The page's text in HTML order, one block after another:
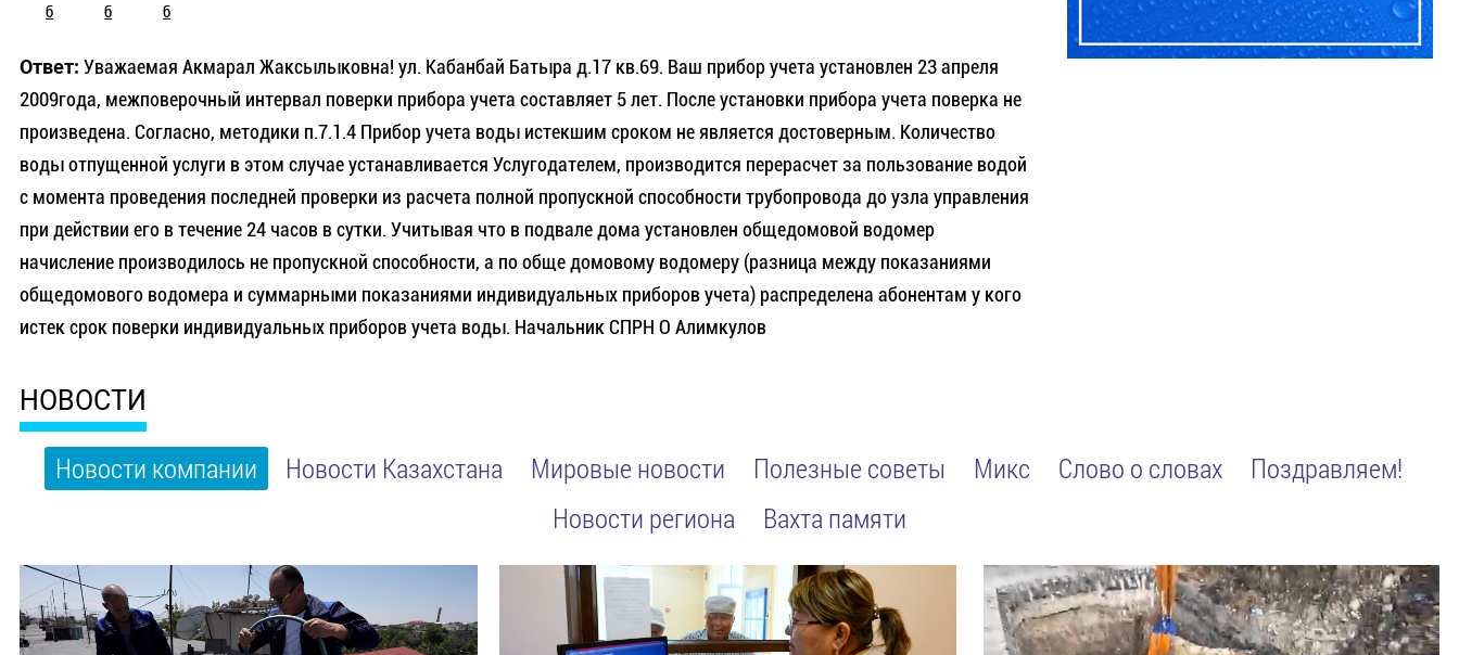
б б б
Ответ: Уважаемая Акмарал Жаксылыковна! ул. Кабанбай Батыра д.17 кв.69. Ваш прибор учета установлен 23 апреля
2009года, межповерочный интервал поверки прибора учета составляет 5 лет. После установки прибора учета поверка не
произведена. Согласно, методики п.7.1.4 Прибор учета воды истекшим сроком не является достоверным. Количество
воды отпущенной услуги в этом случае устанавливается Услугодателем, производится перерасчет за пользование водой
с момента проведения последней проверки из расчета полной пропускной способности трубопровода до узла управления
при действии его в течение 24 часов в сутки. Учитывая что в подвале дома установлен общедомовой водомер
начисление производилось не пропускной способности, а по обще домовому водомеру (разница между показаниями
общедомового водомера и суммарными показаниями индивидуальных приборов учета) распределена абонентам у кого
истек срок поверки индивидуальных приборов учета воды. Начальник СПРН О Алимкулов
НОВОСТИ
Новости компании Новости Казахстана Мировые новости Полезные советы Микс Слово о словах
Поздравляем!
Новости региона
Вахта памяти